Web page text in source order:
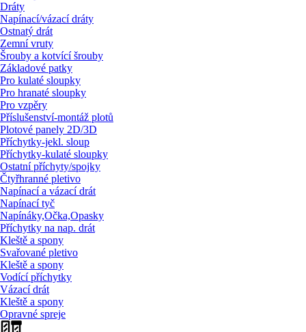
Dráty
Napínací/vázací dráty
Ostnatý drát
Zemní vruty
Šrouby a kotvící šrouby
Základové patky
Pro kulaté sloupky
Pro hranaté sloupky
Pro vzpěry
Příslušenství-montáž plotů
Plotové panely 2D/3D
Příchytky-jekl. sloup
Příchytky-kulaté sloupky
Ostatní příchyty/spojky
Čtyřhranné pletivo
Napínací a vázací drát
Napínací tyč
Napínáky,Očka,Opasky
Příchytky na nap. drát
Kleště a spony
Svařované pletivo
Kleště a spony
Vodící příchytky
Vázací drát
Kleště a spony
Opravné spreje